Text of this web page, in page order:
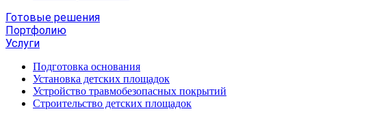
Готовые решения
Портфолию
Услуги
Подготовка основания
Установка детских площадок
Устройство травмобезопасных покрытий
Строительство детских площадок